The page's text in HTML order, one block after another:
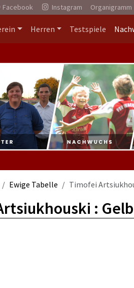
Facebook Instagram Organigramm
Herren Testspiele
Ewige Tabelle Timofei
: